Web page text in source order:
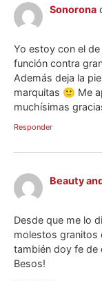
Sonorona
Yo estoy con el
función contra
Además deja la
marquitas 🙂 Me
muchísimas
Responder
Beauty
Desde que me lo
molestos granitos
también doy fe de
Besos!